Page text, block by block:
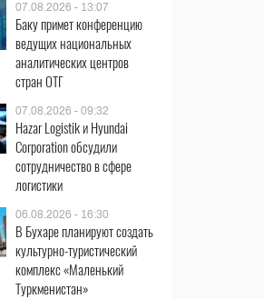
07.08.2026 - 13:07
Баку примет конференцию
ведущих национальных
аналитических центров
стран ОТГ
07.08.2026 - 09:32
Hazar Logistik и Hyundai
Corporation обсудили
сотрудничество в сфере
логистики
06.08.2026 - 16:30
В Бухаре планируют создать
культурно-туристический
комплекс «Маленький
Туркменистан»